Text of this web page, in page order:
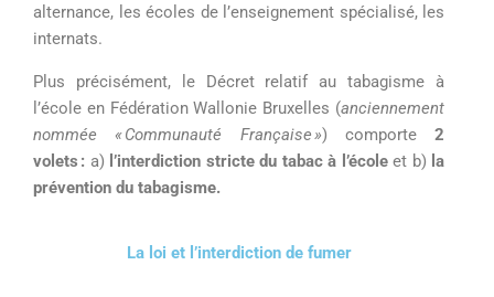
alternance, les écoles de l’enseignement spécialisé, les
internats.
Plus précisément, l e Décret relatif autabagisme à
l’école en Fédération Wallonie Bruxelles (anciennement
nommée « Communauté Française ») comporte2
volets : a) l’interdiction stricte du tabac à l’école et b) la
prévention du tabagisme.
La loi et l’interdictionde fumer